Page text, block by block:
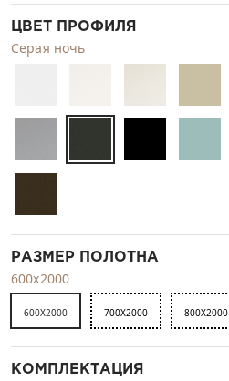
ЦВЕТ ПРОФИЛЯ
Серая ночь
РАЗМЕР ПОЛОТНА
600x2000
600X2000 700X2000 800X2000
КОМПЛЕКТАЦИЯ